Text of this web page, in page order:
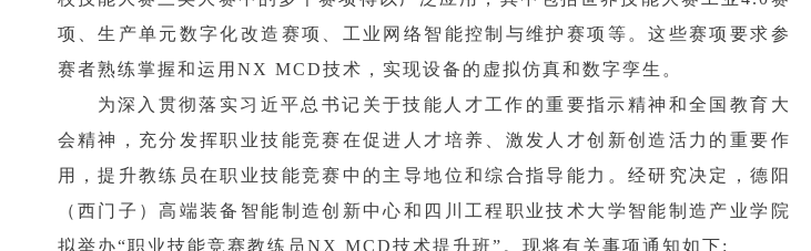
项、生产单元数字化改造赛项、工业网络智能控制与维护赛项等。这些赛项要求参
赛者熟练掌握和运用NX MCD技术，实现设备的虚拟仿真和数字孪生。
为深入贯彻落实习近平总书记关于技能人才工作的重要指示精神和全国教育大
会精神，充分发挥职业技能竞赛在促进人才培养、激发人才创新创造活力的重要作
用，提升教练员在职业技能竞赛中的主导地位和综合指导能力。经研究决定，德阳
（西门子）高端装备智能制造创新中心和四川工程职业技术大学智能制造产业学院
拟举办“职业技能竞赛教练员NX MCD技术提升班”。现将有关事项通知如下: